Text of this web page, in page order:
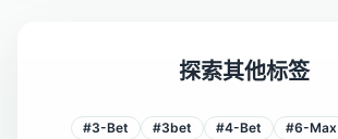
探索其他标签
#3-Bet #3bet #4-Bet #6-Max